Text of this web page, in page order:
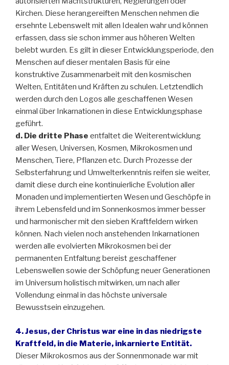
Kirchen. Diese herangereiften Menschen nehmen die
ersehnte Lebenswelt mit allen Idealen wahr und können
erfassen, dass sie schon immer aus höheren Welten
belebt wurden. Es gilt in dieser Entwicklungsperiode, den
Menschen auf dieser mentalen Basis für eine
konstruktive Zusammenarbeit mit den kosmischen
Welten, Entitäten und Kräften zu schulen. Letztendlich
werden durch den Logos alle geschaffenen Wesen
einmal über Inkarnationen in diese Entwicklungsphase
geführt.
d. Die dritte Phase entfaltet die Weiterentwicklung
aller Wesen, Universen, Kosmen, Mikrokosmen und
Menschen, Tiere, Pflanzen etc. Durch Prozesse der
Selbsterfahrung und Umwelterkenntnis reifen sie weiter,
damit diese durch eine kontinuierliche Evolution aller
Monaden und implementierten Wesen und Geschöpfe in
ihrem Lebensfeld und im Sonnenkosmos immer besser
und harmonischer mit den sieben Kraftfeldern wirken
können. Nach vielen noch anstehenden Inkarnationen
werden alle evolvierten Mikrokosmen bei der
permanenten Entfaltung bereist geschaffener
Lebenswellen sowie der Schöpfung neuer Generationen
im Universum holistisch mitwirken, um nach aller
Vollendung einmal in das höchste universale
Bewusstsein einzugehen.
4. Jesus, der Christus war eine in das niedrigste
Kraftfeld, in die Materie, inkarnierte Entität.
Dieser Mikrokosmos aus der Sonnenmonade war mit